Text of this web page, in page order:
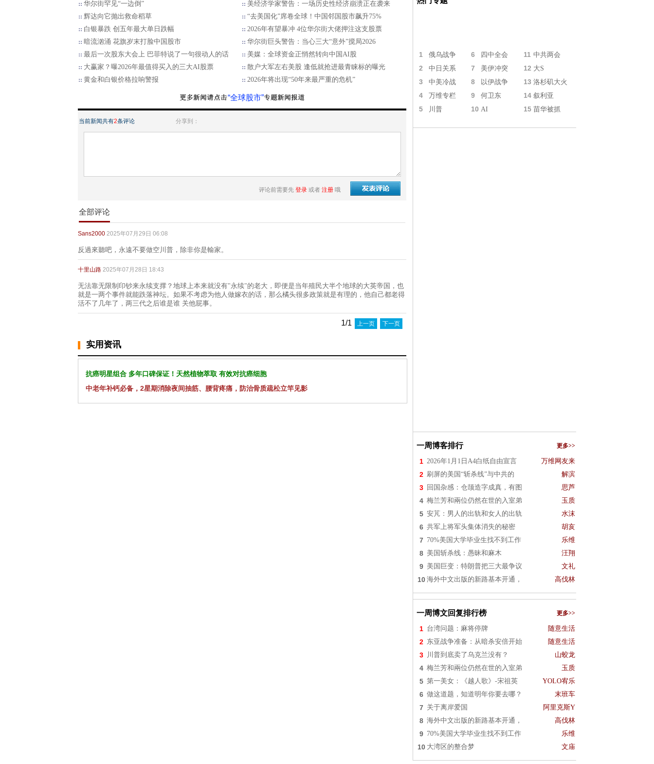
华尔街罕见“一边倒”
美经济学家警告：一场历史性经济崩溃正在袭来
辉达向它抛出救命稻草
“去美国化”席卷全球！中国邻国股市飙升75%
白银暴跌 创五年最大单日跌幅
2026年有望暴冲 4位华尔街大佬押注这支股票
暗流汹涌 花旗岁末打脸中国股市
华尔街巨头警告：当心三大“意外”搅局2026
最后一次股东大会上 巴菲特说了一句很动人的话
美媒：全球资金正悄然转向中国AI股
大赢家？曝2026年最值得买入的三大AI股票
散户大军左右美股 逢低就抢进最青睐标的曝光
黄金和白银价格拉响警报
2026年将出现“50年来最严重的危机”
“全球股市”
当前新闻共有2条评论 分享到：
评论前需要先 登录 或者 注册 哦
全部评论
Sans2000 2025年07月29日 06:08
反過來聽吧，永遠不要做空川普，除非你是輸家。
十里山路 2025年07月28日 18:43
无法靠无限制印钞来永续支撑？地球上本来就没有"永续"的老大，即便是当年殖民大半个地球的大英帝国，也
就是一两个事件就能跌落神坛。如果不考虑为他人做嫁衣的话，那么橘头很多政策就是有理的，他自己都老得
活不了几年了，两三代之后谁是谁 关他屁事。
1/1 上一页 下一页
实用资讯
抗癌明星组合 多年口碑保证！天然植物萃取 有效对抗癌细胞
中老年补钙必备，2星期消除夜间抽筋、腰背疼痛，防治骨质疏松立竿见影
1 俄乌战争 6 四中全会 11 中共两会
2 中日关系 7 美伊冲突 12 大S
3 中美冷战 8 以伊战争 13 洛杉矶大火
4 万维专栏 9 何卫东 14 叙利亚
5 川普 10 AI 15 苗华被抓
一周博客排行 更多>>
1 2026年1月1日A4白纸自由宣言 万维网友来
2 刷屏的美国“斩杀线”与中共的 解滨
3 回国杂感：仓颉造字成真，有图 思芦
4 梅兰芳和兩位仍然在世的入室弟 玉质
5 安芃：男人的出轨和女人的出轨 水沫
6 共军上将军头集体消失的秘密 胡亥
7 70%美国大学毕业生找不到工作 乐维
8 美国斩杀线：愚昧和麻木 汪翔
9 美国巨变：特朗普把三大最争议 文礼
10 海外中文出版的新路基本开通， 高伐林
一周博文回复排行榜 更多>>
1 台湾问题：麻将停牌 随意生活
2 东亚战争准备：从暗杀安倍开始 随意生活
3 川普到底卖了乌克兰没有？ 山蛟龙
4 梅兰芳和兩位仍然在世的入室弟 玉质
5 第一美女：《越人歌》-宋祖英 YOLO宥乐
6 做这道题，知道明年你要去哪？ 末班车
7 关于离岸爱国 阿里克斯Y
8 海外中文出版的新路基本开通， 高伐林
9 70%美国大学毕业生找不到工作 乐维
10 大湾区的整合梦 文庙